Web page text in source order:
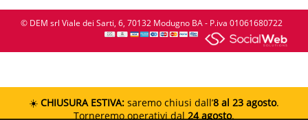
© DEM srl Viale dei Sarti, 6, 70132 Modugno BA - P.iva 01061680722
☀️ CHIUSURA ESTIVA: saremo chiusi dall’8 al 23 agosto.
Torneremo operativi dal24 agosto.